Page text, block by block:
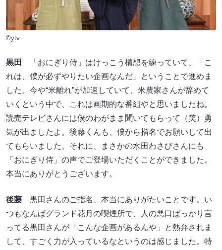
©ytv
黒田
「おにぎり侍」はけっこう構想を練っていて、「こ
れは、僕が必ずやりたい企画なんだ」ということで進めま
した。今や“米離れ”が加速していて、米農家さんが辞めて
いくという中で、これは画期的な番組やと思いましたね。
読売テレビさんには僕のわがまま聞いてもらって（笑）勇
気が出ましたよ。後藤くんも、僕から指名でお願いして出
てもらいました。それに、まさかの水田わさびさんにも
「おにぎり侍」の声でご登場いただくことができました。
本当にありがとうございます。
後藤 黒田さんのご指名、本当にありがたいことです。い
つもなんばグランド花月の喫煙所で、人の悪口ばっかり言
ってる黒田さんが「こんな企画があるんや」と熱弁されま
して、すごく力が入っているなというのは感じました。特